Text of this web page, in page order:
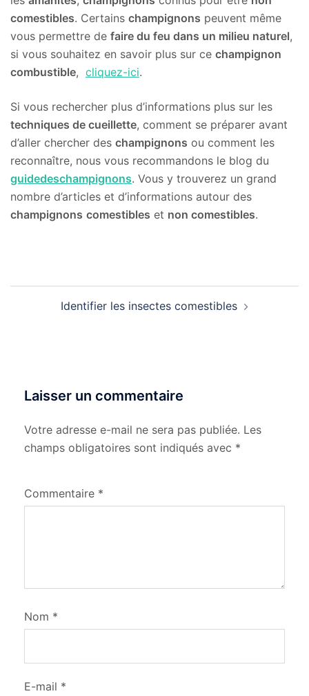
comestibles. Certains champignons peuvent même
vous permettre de faire du feu dans un milieu naturel,
si vous souhaitez en savoir plus sur ce champignon
combustible, cliquez-ici.
Si vous rechercher plus d’informations plus sur les
techniques de cueillette, comment se préparer avant
d’aller chercher des champignons ou comment les
reconnaître, nous vous recommandons le blog du
guidedeschampignons. Vous y trouverez un grand
nombre d’articles et d’informations autour des
champignons comestibles et non comestibles.
Identifier les insectes comestibles
Laisser un commentaire
Votre adresse e-mail ne sera pas publiée. Les
champs obligatoires sont indiqués avec *
Commentaire *
Nom *
E-mail *